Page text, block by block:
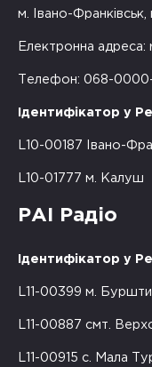
м. Івано-Франківськ,
Електронна адреса:
Телефон: 068-
Ідентифікатор у
L10-00187 Івано-
L10-01777 м. Калуш
РАІ Радіо
Ідентифікатор у
L11-00399 м.
L11-00887 смт.
L11-00915 с. Мала